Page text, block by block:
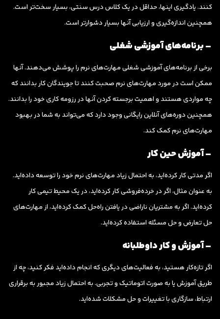
کنند. یادگیری اینها، حداقل در یک کلاس درس سنتی، بسیار سخت‌تر است.
همچنین اندازه‌گیری و ارزیابی آنها بسیار دشوارتر است.
– برنامه‌های آموزشی شغلی
برخی از برنامه‌های آموزشی شغلی مهارت‌های نرم را پوشش می‌دهند. آنها
ممکن است در مورد مهارت‌های نرم صحبت کنند تا جویندگان کار بدانند که
چه مواردی هستند و اهمیت برجسته کردن آنها در رزومه کاری خود را بدانند.
همچنین دوره‌های آنلاین رایگانی وجود دارد که می‌تواند به شما در بهبود
مهارت‌های نرم کمک کند.
– آموزش حین کار
اگر مدتی کار کرده‌اید، به احتمال زیاد مهارت‌های نرم خود را توسعه داده‌اید.
به عنوان مثال، اگر در خرده‌فروشی کار کرده‌اید، در یک محیط تیمی کار
کرده‌اید. اگر به مشتریان ناراضی در یافتن راه‌حل کمک کرده‌اید، از مهارت‌های
حل تعارض و حل مسئله استفاده کرده‌اید.
– آموزش و کار داوطلبانه
اگر تازه‌کار هستید، به فعالیت‌های دیگری که انجام داده‌اید فکر کنید، چه از
طریق آموزش یا به صورت اتوماتیک و تجربی. به احتمال زیاد مجبور به برقراری
ارتباط، سازگاری با تغییرات و حل مشکلات شده‌اید.